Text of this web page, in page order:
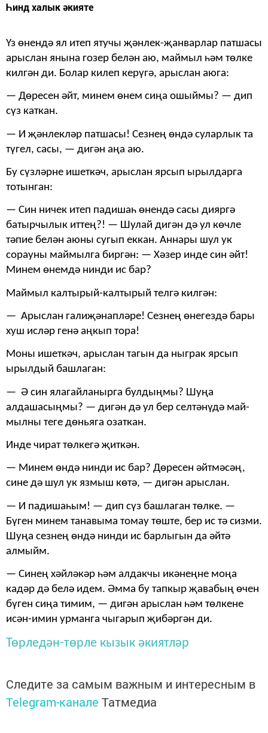
Һинд халык әкияте
Үз өнендә ял итеп ятучы җәнлек-җанварлар патшасы
арыслан янына гозер белән аю, маймыл һәм төлке
килгән ди. Болар килеп керүгә, арыслан аюга:
— Дөресен әйт, минем өнем сиңа ошыймы? — дип
сүз каткан.
— И җәнлекләр патшасы! Сезнең өндә суларлык та
түгел, сасы, — дигән аңа аю.
Бу сүзләрне ишеткәч, арыслан ярсып ырылдарга
тотынган:
— Син ничек итеп падишаһ өнендә сасы дияргә
батырчылык иттең?! — Шулай дигән дә ул көчле
тәпие белән аюны сугып еккан. Аннары шул ук
сорауны маймылга биргән: — Хәзер инде син әйт!
Минем өнемдә нинди ис бар?
Маймыл калтырый-калтырый телгә килгән:
— Арыслан галиҗәнапләре! Сезнең өнегездә бары
хуш исләр генә аңкып тора!
Моны ишеткәч, арыслан тагын да ныграк ярсып
ырылдый башлаган:
— Ә син ялагайланырга булдыңмы? Шуңа
алдашасыңмы? — дигән дә ул бер селтәнүдә май­
мылны теге дөньяга озаткан.
Инде чират төлкегә җиткән.
— Минем өндә нинди ис бар? Дөресен әйтмәсәң,
сине дә шул ук язмыш көтә, — дигән арыслан.
— И падишаһым! — дип сүз башлаган төлке. —
Бүген минем танавыма томау төште, бер ис тә сиз­ми.
Шуңа сезнең өндә нинди ис барлыгын да әйтә
алмыйм.
— Синең хәйләкәр һәм алдакчы икәнеңне моңа
кадәр дә белә идем. Әмма бу тапкыр җавабың өчен
бүген сиңа тимим, — дигән арыслан һәм төлкене
исән-имин урманга чыгарып җибәргән ди.
Төрледән-төрле кызык әкиятләр
Следите за самым важным и интересным в
Telegram-канале Татмедиа